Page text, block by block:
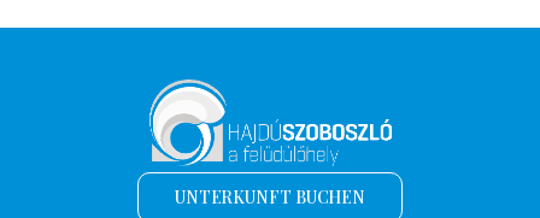
UNTERKUNFT BUCHEN